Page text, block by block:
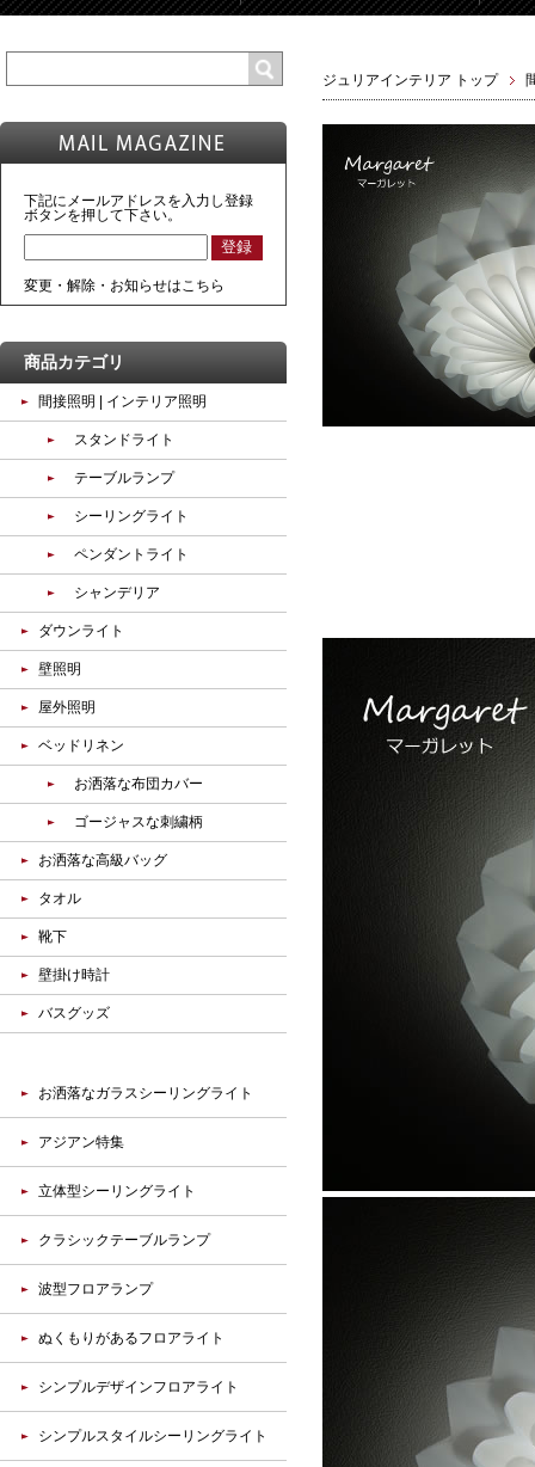
ジュリアインテリア トップ
下記にメールアドレスを入力し登録
ボタンを押して下さい。
変更・解除・お知らせはこちら
商品カテゴリ
間接照明 | インテリア照明
スタンドライト
テーブルランプ
シーリングライト
ペンダントライト
シャンデリア
ダウンライト
壁照明
屋外照明
ベッドリネン
お洒落な布団カバー
ゴージャスな刺繍柄
お洒落な高級バッグ
タオル
靴下
壁掛け時計
バスグッズ
お洒落なガラスシーリングライト
アジアン特集
立体型シーリングライト
クラシックテーブルランプ
波型フロアランプ
ぬくもりがあるフロアライト
シンプルデザインフロアライト
シンプルスタイルシーリングライト